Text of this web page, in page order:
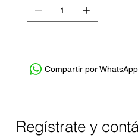
Compartir por WhatsApp
Regístrate y